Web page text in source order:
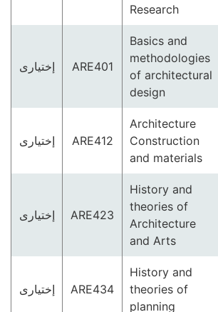
Research
Basics and
methodologies
of architectural
design
ARE401 إختيارى
Architecture
Construction
and materials
ARE412 إختيارى
History and
theories of
Architecture
and Arts
ARE423 إختيارى
History and
theories of
planning
ARE434 إختيارى